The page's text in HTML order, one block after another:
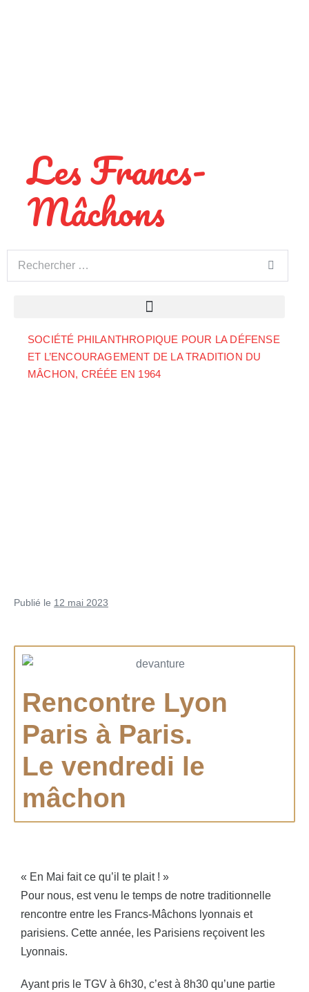
Les Francs-
Mâchons
SOCIÉTÉ PHILANTHROPIQUE POUR LA DÉFENSE
ET L’ENCOURAGEMENT DE LA TRADITION DU
MÂCHON, CRÉÉE EN 1964
Publié le 12 mai 2023
Rencontre Lyon
Paris à Paris.
Le vendredi le
mâchon
« En Mai fait ce qu’il te plait ! »
Pour nous, est venu le temps de notre traditionnelle
rencontre entre les Francs-Mâchons lyonnais et
parisiens. Cette année, les Parisiens reçoivent les
Lyonnais.
Ayant pris le TGV à 6h30, c’est à 8h30 qu’une partie